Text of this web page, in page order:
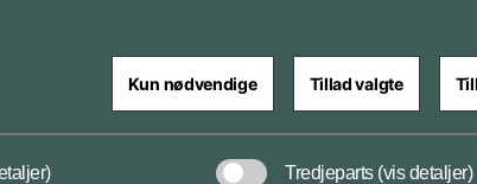
Kun nødvendige Tillad valgte
Tredjeparts (vis detaljer)